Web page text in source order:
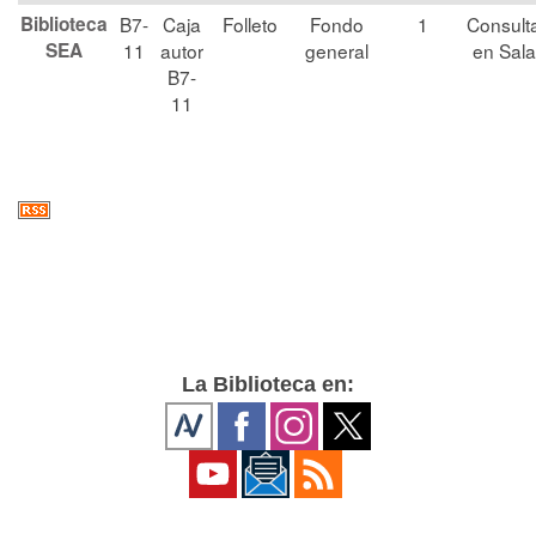
Biblioteca
SEA
B7-
11
Caja
autor
B7-
11
Folleto
Fondo
general
1
en Sala
La Biblioteca en: